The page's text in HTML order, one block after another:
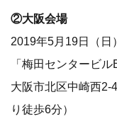
②大阪会場
2019年5月19日（日
「梅田センタービ
大阪市北区中崎西2-
り徒歩6分）